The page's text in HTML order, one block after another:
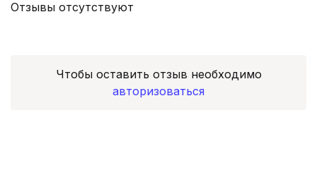
Отзывы отсутствуют
Чтобы оставить отзыв необходимо
авторизоваться